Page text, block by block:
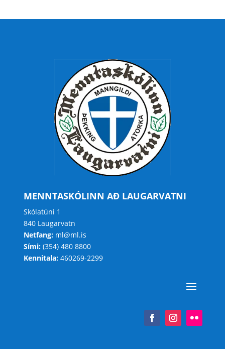
MENNTASKÓLINN AÐ LAUGARVATNI
Skólatúni 1
840 Laugarvatn
Netfang:ml@ml.is
Sími:(354) 480 8800
Kennitala:460269-2299